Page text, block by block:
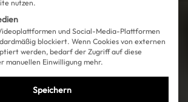
nutzen.
und Social-Media-Plattformen
blockiert. Wenn Cookies von externen
werden, bedarf der Zugriff auf diese
manuellen Einwilligung mehr.
Speichern